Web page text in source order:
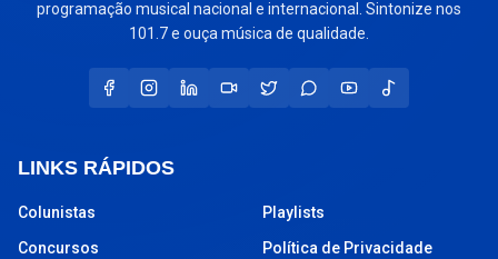
programação musical nacional e internacional. Sintonize nos
101.7 e ouça música de qualidade.
LINKS RÁPIDOS
Colunistas
Concursos
Playlists
Política de Privacidade